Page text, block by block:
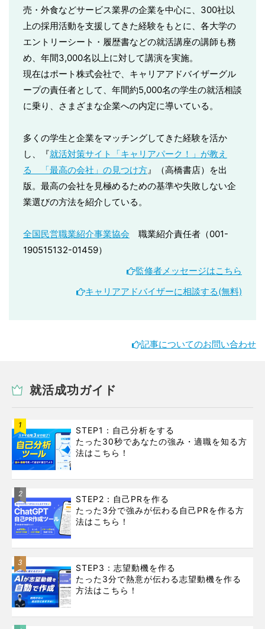
売・外食などサービス業界の企業を中心に、300社以
上の採用活動を支援してきた経験をもとに、各大学の
エントリーシート・履歴書などの就活講座の講師も務
め、年間3,000名以上に対して講演を実施。
現在はポート株式会社で、キャリアアドバイザーグル
ープの責任者として、年間約5,000名の学生の就活相談
に乗り、さまざまな企業への内定に導いている。
多くの学生と企業をマッチングしてきた経験を活か
し、『就活対策サイト「キャリアパーク！」が教え
る 「最高の会社」の見つけ方 』（高橋書店）を出
版。最高の会社を見極めるための基準や失敗しない企
業選びの方法を紹介している。
全国民営職業紹介事業協会 職業紹介責任者（001-
190515132-01459）
監修者メッセージはこちら
キャリアアドバイザーに相談する(無料)
記事についてのお問い合わせ
就活成功ガイド
1
STEP1：自己分析をする
たった30秒であなたの強み・適職を知る方
法はこちら！
2
STEP2：自己PRを作る
たった3分で強みが伝わる自己PRを作る方
法はこちら！
3
STEP3：志望動機を作る
たった3分で熱意が伝わる志望動機を作る
方法はこちら！